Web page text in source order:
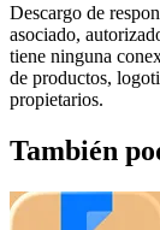
Descargo de
asociado,
tiene ninguna
de productos,
propietarios.
También